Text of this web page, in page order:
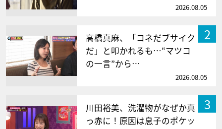
2026.08.05
2
高橋真麻、「コネだブサイク
だ」と叩かれるも…“マツコ
の一言”から…
2026.08.05
3
川田裕美、洗濯物がなぜか真
っ赤に！原因は息子のポケッ